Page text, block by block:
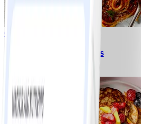
6
Spagetti med köttfärssås